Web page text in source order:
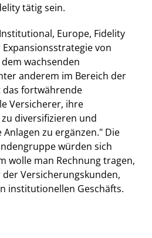
tätig sein.
Europe, Fidelity
von
wachsenden
anderem im Bereich der
das fortwährende
Versicherer, ihre
diversifizieren und
zu ergänzen." Die
würden sich
wolle man Rechnung tragen,
Versicherungskunden,
institutionellen Geschäfts.